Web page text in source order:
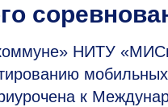
НИТУ
к